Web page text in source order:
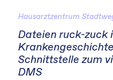
Hausarztzentrum
Dateien ruck-zuck
Schnittstelle zum
DMS